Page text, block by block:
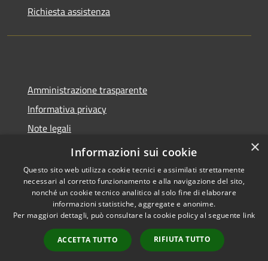
Richiesta assistenza
Amministrazione trasparente
Informativa privacy
Note legali
Dichiarazione di accessibilità
Accessibilità
Copyright © 2026 • Comune di
Spoleto • Powered by
Municipium•
Accesso
redazione
×
Informazioni sui cookie
Questo sito web utilizza cookie tecnici e assimilati strettamente
necessari al corretto funzionamento e alla navigazione del sito,
nonché un cookie tecnico analitico al solo fine di elaborare
informazioni statistiche, aggregate e anonime.
Per maggiori dettagli, può consultare la cookie policy al seguente link
ACCETTA TUTTO RIFIUTA TUTTO